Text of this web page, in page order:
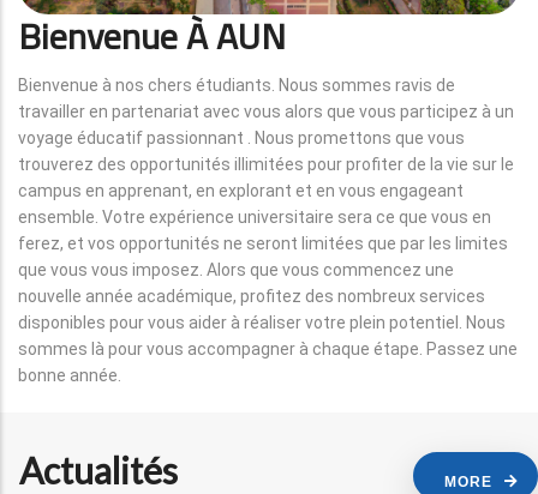
Bienvenue À AUN
Bienvenue à nos chers étudiants. Nous sommes ravis de
travailler en partenariat avec vous alors que vous participez à un
voyage éducatif passionnant . Nous promettons que vous
trouverez des opportunités illimitées pour profiter de la vie sur le
campus en apprenant, en explorant et en vous engageant
ensemble. Votre expérience universitaire sera ce que vous en
ferez, et vos opportunités ne seront limitées que par les limites
que vous vous imposez. Alors que vous commencez une
nouvelle année académique, profitez des nombreux services
disponibles pour vous aider à réaliser votre plein potentiel. Nous
sommes là pour vous accompagner à chaque étape. Passez une
bonne année.
Actualités MORE